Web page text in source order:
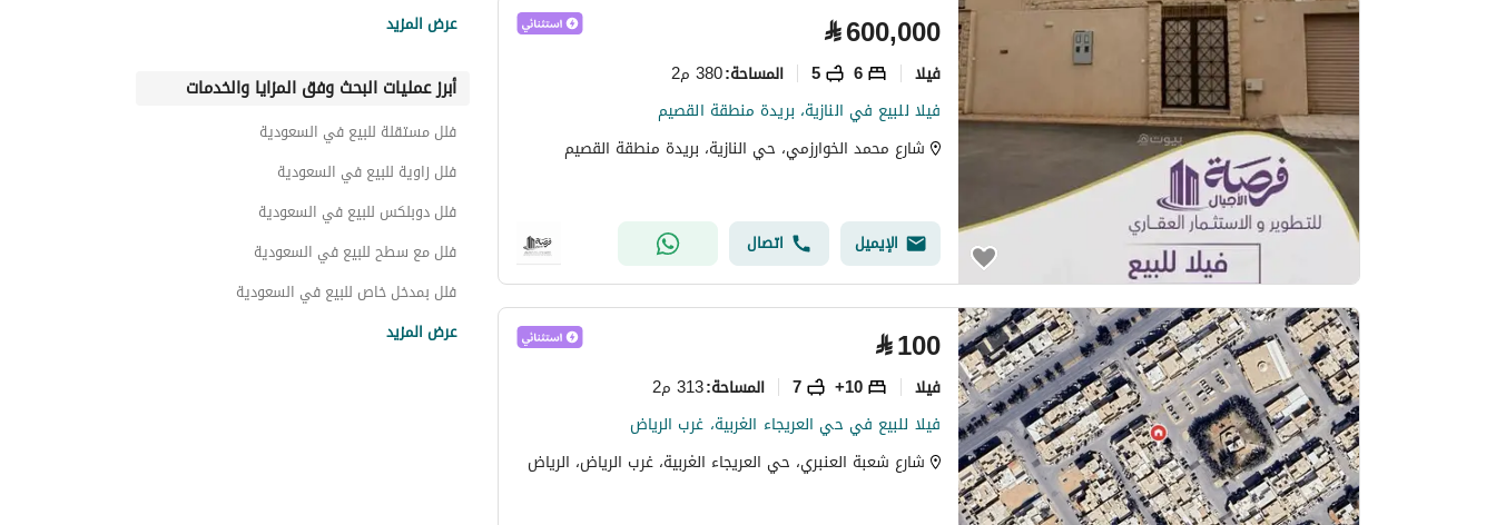
⃁600,000
فیلا 6
5 المساحة:380 م2
فيلا للبيع في النازية، بريدة منطقة القصيم
شارع محمد الخوارزمي، حي النازية، بريدة منطقة القصيم
الإيميل اتصال
⃁100
فیلا 10+
7 المساحة:313 م2
فيلا للبيع في حي العريجاء الغربية، غرب الرياض
شارع شعبة العنبري، حي العريجاء الغربية، غرب الرياض، الرياض
فلل للبيع ابتداءً من 2 مليون و500 ألف ريال في السعودية
فلل للبيع ابتداءً من 3 مليون ريال في السعودية
فلل للبيع ابتداءً من 3 مليون و500 ألف ريال في السعودية
فلل للبيع ابتداءً من 4 مليون ريال في السعودية
فلل للبيع ابتداءً من 4 مليون و500 ألف ريال في السعودية
فلل للبيع ابتداءً من 5 مليون ريال في السعودية
فلل للبيع ابتداءً من 6 مليون ريال في السعودية
عرض المزيد
أبرز عمليات البحث وفق المزايا والخدمات
فلل مستقلة للبيع في السعودية
فلل زاوية للبيع في السعودية
فلل دوبلكس للبيع في السعودية
فلل مع سطح للبيع في السعودية
فلل بمدخل خاص للبيع في السعودية
عرض المزيد